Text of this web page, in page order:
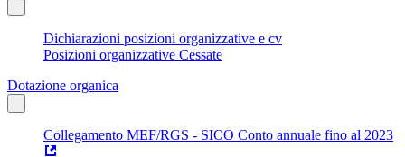
Dichiarazioni posizioni organizzative e cv
Posizioni organizzative Cessate
Dotazione organica
Collegamento MEF/RGS - SICO Conto annuale fino al 2023